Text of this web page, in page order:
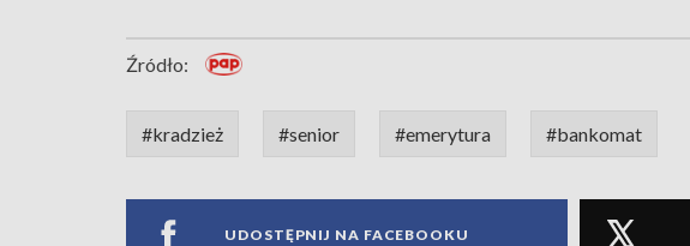
Źródło:
#kradzież #senior #emerytura #bankomat
UDOSTĘPNIJ NA FACEBOOKU